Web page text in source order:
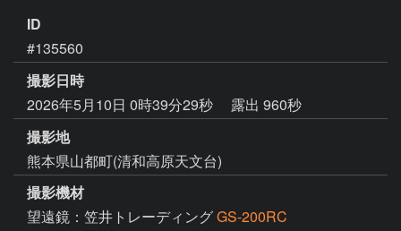
ID
#135560
撮影日時
2026年5月10日 0時39分29秒
露出 960秒
撮影地
熊本県山都町(清和高原天文台)
撮影機材
望遠鏡：笠井トレーディングGS-200RC